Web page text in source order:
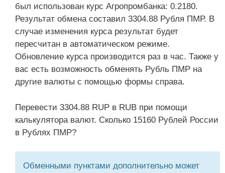
был использован курс Агропромбанка: 0.2180.
Результат обмена составил 3304.88 Рубля ПМР. В
случае изменения курса результат будет
пересчитан в автоматическом режиме.
Обновление курса производится раз в час. Также у
вас есть возможность обменять Рубль ПМР на
другие валюты с помощью формы справа.
Перевести 3304.88 RUP в RUB при помощи
калькулятора валют. Сколько 15160 Рублей России
в Рублях ПМР?
Обменными пунктами дополнительно может